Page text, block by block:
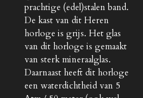
prachtige (edel)stalen band.
De kast van dit Heren
horloge is grijs. Het glas
van dit horloge is gemaakt
van sterk mineraalglas.
Daarnaast heeft dit horloge
een waterdichtheid van 5